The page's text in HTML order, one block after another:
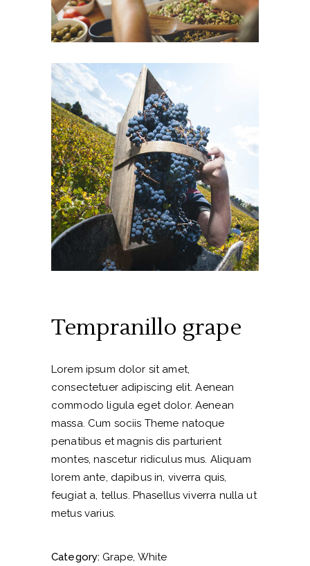
Tempranillo grape
Lorem ipsum dolor sit amet,
consectetuer adipiscing elit. Aenean
commodo ligula eget dolor. Aenean
massa. Cum sociis Theme natoque
penatibus et magnis dis parturient
montes, nascetur ridiculus mus. Aliquam
lorem ante, dapibus in, viverra quis,
feugiat a, tellus. Phasellus viverra nulla ut
metus varius.
Category: Grape White